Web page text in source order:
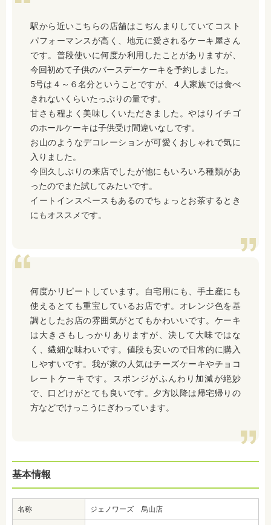
駅から近いこちらの店舗はこぢんまりしていてコスト
パフォーマンスが高く、地元に愛されるケーキ屋さん
です。普段使いに何度か利用したことがありますが、
今回初めて子供のバースデーケーキを予約しました。
5号は４～６名分ということですが、４人家族では食べ
きれないくらいたっぷりの量です。
甘さも程よく美味しくいただきました。やはりイチゴ
のホールケーキは子供受け間違いなしです。
お山のようなデコレーションが可愛くおしゃれで気に
入りました。
今回久しぶりの来店でしたが他にもいろいろ種類があ
ったのでまた試してみたいです。
イートインスペースもあるのでちょっとお茶するとき
にもオススメです。
何度かリピートしています。自宅用にも、手土産にも
使えるとても重宝しているお店です。オレンジ色を基
調としたお店の雰囲気がとてもかわいいです。ケーキ
は大きさもしっかりありますが、決して大味ではな
く、繊細な味わいです。値段も安いので日常的に購入
しやすいです。我が家の人気はチーズケーキやチョコ
レートケーキです。スポンジがふんわり加減が絶妙
で、口どけがとても良いです。夕方以降は帰宅帰りの
方などでけっこうにぎわっています。
基本情報
名称 ジェノワーズ 烏山店